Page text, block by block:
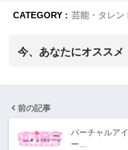
CATEGORY : 芸能・タレン
今、あなたにオススメ
前の記事
バーチャルア
ー…